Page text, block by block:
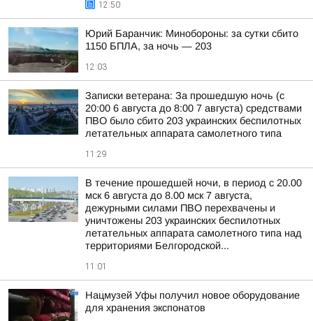
12:50
Юрий Баранчик: Минобороны: за сутки сбито
1150 БПЛА, за ночь — 203
12:03
Записки ветерана: За прошедшую ночь (с
20:00 6 августа до 8:00 7 августа) средствами
ПВО было сбито 203 украинских беспилотных
летательных аппарата самолетного типа
11:29
В течение прошедшей ночи, в период с 20.00
мск 6 августа до 8.00 мск 7 августа,
дежурными силами ПВО перехвачены и
уничтожены 203 украинских беспилотных
летательных аппарата самолетного типа над
территориями Белгородской...
11:01
Нацмузей Уфы получил новое оборудование
для хранения экспонатов